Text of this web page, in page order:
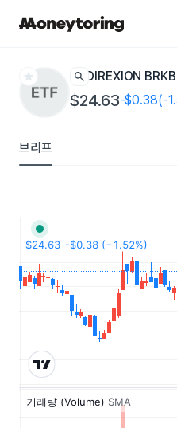
star search DIREXION
$24.63-$0.38(-
브리프